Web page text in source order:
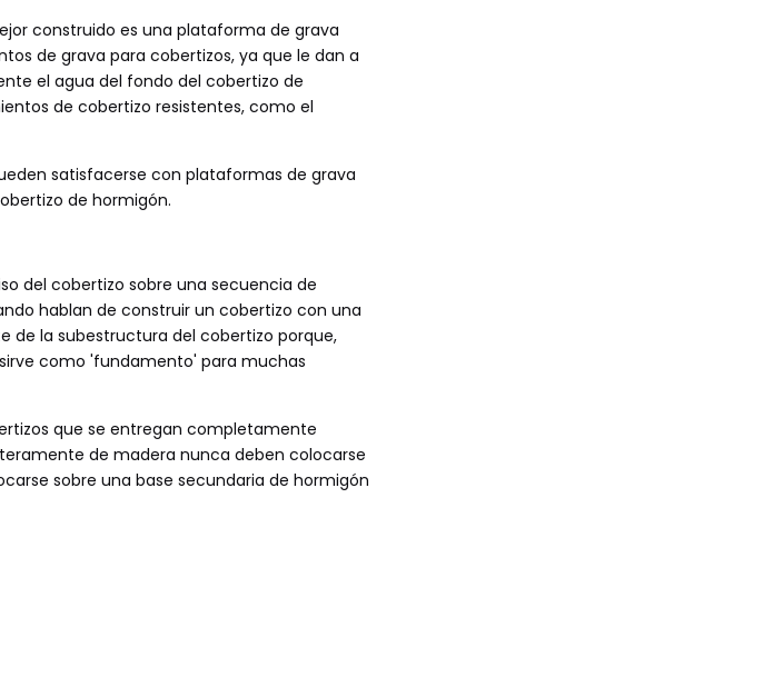
construido es una plataforma de grava
de grava para cobertizos, ya que le dan a
el agua del fondo del cobertizo de
de cobertizo resistentes, como el
satisfacerse con plataformas de grava
de hormigón.
del cobertizo sobre una secuencia de
hablan de construir un cobertizo con una
de la subestructura del cobertizo porque,
como 'fundamento' para muchas
que se entregan completamente
de madera nunca deben colocarse
sobre una base secundaria de hormigón